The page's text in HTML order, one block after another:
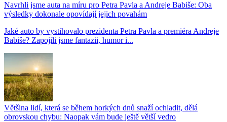
Navrhli jsme auta na míru pro Petra Pavla a Andreje Babiše: Oba
výsledky dokonale opovídají jejich povahám
Jaké auto by vystihovalo prezidenta Petra Pavla a premiéra Andreje
Babiše? Zapojili jsme fantazii, humor i...
Většina lidí, která se během horkých dnů snaží ochladit, dělá
obrovskou chybu: Naopak vám bude ještě větší vedro